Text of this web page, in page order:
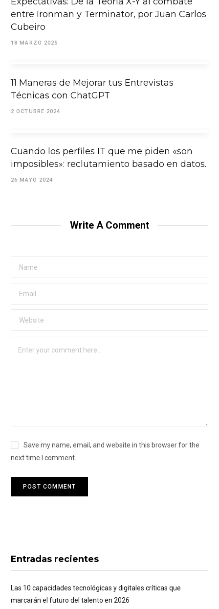
entre Ironman y Terminator, por Juan Carlos
Cubeiro
18 MARZO 2025
11 Maneras de Mejorar tus Entrevistas
Técnicas con ChatGPT
2 OCTUBRE 2024
Cuando los perfiles IT que me piden «son
imposibles»: reclutamiento basado en datos.
26 MAYO 2024
Write A Comment
Save my name, email, and website in this browser for the
next time I comment.
Entradas recientes
Las 10 capacidades tecnológicas y digitales críticas que
marcarán el futuro del talento en 2026